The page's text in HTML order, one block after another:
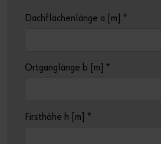
Dachflächenlänge a [m] *
Ortganglänge b [m] *
Firsthöhe h [m] *